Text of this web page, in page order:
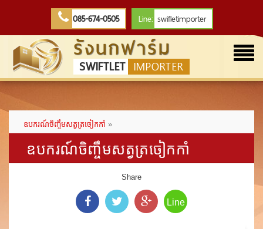
085-674-0505 Line: swifletimporter
รังนกฟาร์ม
SWIFTLET IMPORTER
ឧបករណ៍ចិញ្ចឹមសត្វត្រចៀកកាំ »
ឧបករណ៍ចិញ្ចឹមសត្វត្រចៀកកាំ
Share
Line